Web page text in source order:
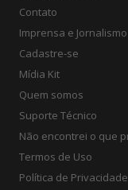
Contato
Imprensa e Jornalismo
Cadastre-se
Mídia Kit
Quem somos
Suporte Técnico
Não encontrei o que
Termos de Uso
Política de Privacidade